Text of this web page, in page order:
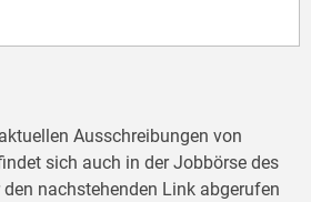
Ausschreibungen von
sich auch in der Jobbörse des
nachstehenden Link abgerufen